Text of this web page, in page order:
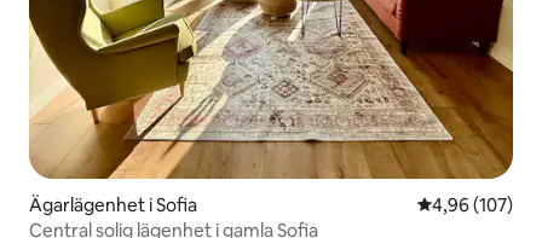
Ägarlägenhet i Sofia 4,96 av 5 i
4,96 (107)
Central solig lägenhet i gamla Sofia